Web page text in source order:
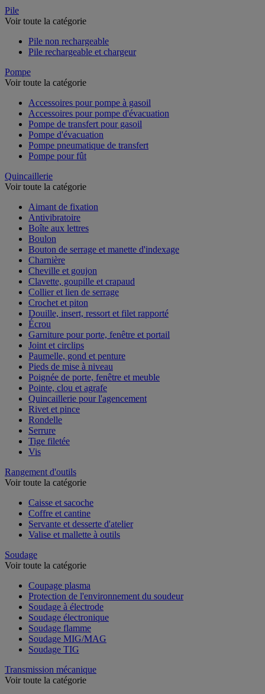
Pile
Voir toute la catégorie
Pile non rechargeable
Pile rechargeable et chargeur
Pompe
Voir toute la catégorie
Accessoires pour pompe à gasoil
Accessoires pour pompe d'évacuation
Pompe de transfert pour gasoil
Pompe d'évacuation
Pompe pneumatique de transfert
Pompe pour fût
Quincaillerie
Voir toute la catégorie
Aimant de fixation
Antivibratoire
Boîte aux lettres
Boulon
Bouton de serrage et manette d'indexage
Charnière
Cheville et goujon
Clavette, goupille et crapaud
Collier et lien de serrage
Crochet et piton
Douille, insert, ressort et filet rapporté
Écrou
Garniture pour porte, fenêtre et portail
Joint et circlips
Paumelle, gond et penture
Pieds de mise à niveau
Poignée de porte, fenêtre et meuble
Pointe, clou et agrafe
Quincaillerie pour l'agencement
Rivet et pince
Rondelle
Serrure
Tige filetée
Vis
Rangement d'outils
Voir toute la catégorie
Caisse et sacoche
Coffre et cantine
Servante et desserte d'atelier
Valise et mallette à outils
Soudage
Voir toute la catégorie
Coupage plasma
Protection de l'environnement du soudeur
Soudage à électrode
Soudage électronique
Soudage flamme
Soudage MIG/MAG
Soudage TIG
Transmission mécanique
Voir toute la catégorie